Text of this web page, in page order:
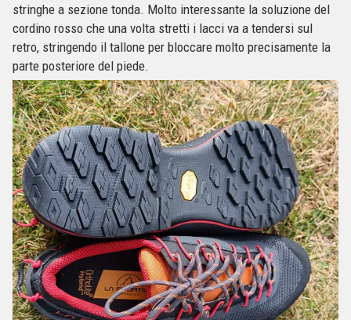
stringhe a sezione tonda. Molto interessante la soluzione del
cordino rosso che una volta stretti i lacci va a tendersi sul
retro, stringendo il tallone per bloccare molto precisamente la
parte posteriore del piede.